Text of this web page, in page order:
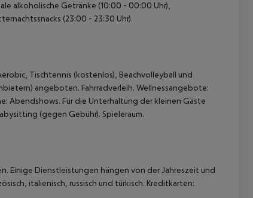
alkoholische Getränke (10:00 - 00:00 Uhr),
(23:00 - 23:30 Uhr).
Tischtennis (kostenlos), Beachvolleyball und
angeboten. Fahrradverleih. Wellnessangebote:
Abendshows. Für die Unterhaltung der kleinen Gäste
(gegen Gebühr). Spieleraum.
Einige Dienstleistungen hängen von der Jahreszeit und
italienisch, russisch und türkisch. Kreditkarten: